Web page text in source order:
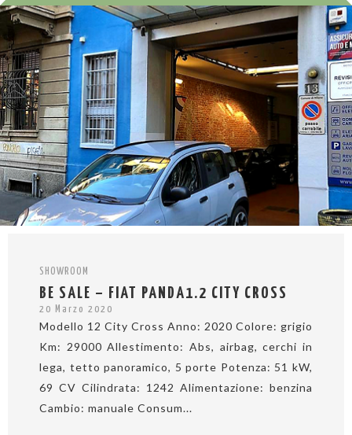
SHOWROOM
BE SALE – FIAT PANDA1.2 CITY CROSS
20 Marzo 2020
Modello 12 City Cross Anno: 2020 Colore: grigio
Km: 29000 Allestimento: Abs, airbag, cerchi in
lega, tetto panoramico, 5 porte Potenza: 51 kW,
69 CV Cilindrata: 1242 Alimentazione: benzina
Cambio: manuale Consum...